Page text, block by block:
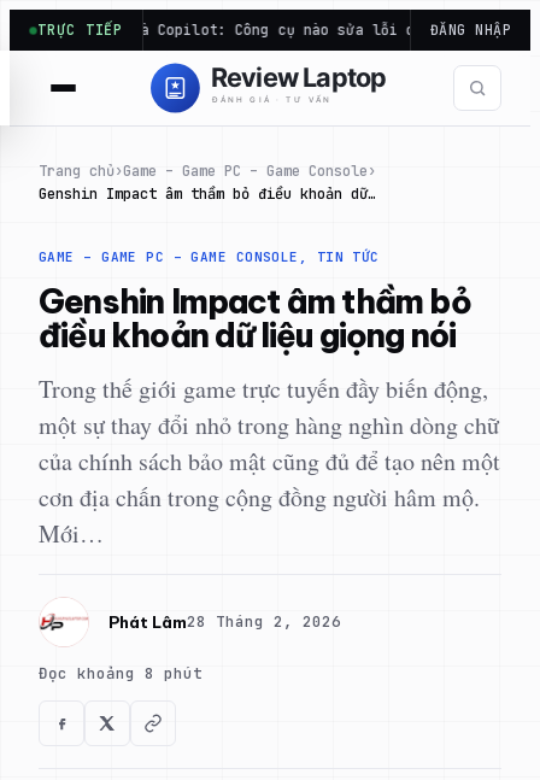
Chuyển
đến
phần
TRỰC TIẾP
Code và Copilot: Công cụ nào sửa lỗi code hiệu quả…ĐĂNG NHẬP
Trang chủ›Game – Game PC – Game Console›
Genshin Impact âm thầm bỏ điều khoản dữ…
GAME – GAME PC – GAME CONSOLE , TIN TỨC
Genshin Impact âm thầm bỏ
điều khoản dữ liệu giọng nói
Trong thế giới game trực tuyến đầy biến động,
một sự thay đổi nhỏ trong hàng nghìn dòng chữ
của chính sách bảo mật cũng đủ để tạo nên một
cơn địa chấn trong cộng đồng người hâm mộ.
Mới…
Phát Lâm28 Tháng 2, 2026
Đọc khoảng 8 phút